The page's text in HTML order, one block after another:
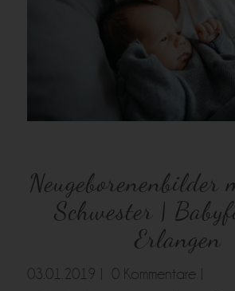
Neugeborenenbilder
Schwester |
Erlangen
03.01.2019 |
0 Kommentare |